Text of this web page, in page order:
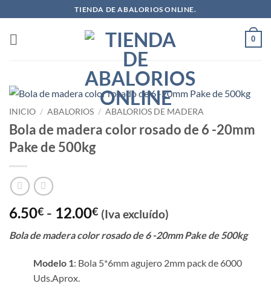
al
contenido
TIENDA DE ABALORIOS ONLINE.
0
INICIO / ABALORIOS / ABALORIOS DE MADERA
Bola de madera color rosado de 6 -20mm
Pake de 500kg
6.50€ - 12.00€Rango
precios:
desde
6.50€
(Iva excluído)
Bola de madera color rosado de 6 -20mm Pake de 500kg
Modelo 1: Bola 5*6mm agujero 2mm pack de 6000
Uds.Aprox.